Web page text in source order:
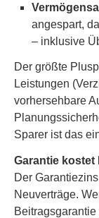
angespart,
– inklusive
Der größte
Leistungen
vorhersehbare
Sparer ist das
Garantie kostet
Der
Neuverträge.